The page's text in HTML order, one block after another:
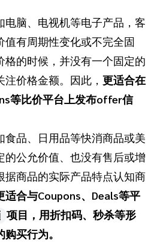
电脑、电视机等电子产品，客
值有周期性变化或不完全固
格的时候，并没有一个固定的
价格金额。因此， 更适合在
等比价平台上发布offer信
食品、日用品等快消商品或美
的公允价值、也没有售后或增
据商品的实际产品特点认知商
适合与Coupons、Deals等平
项目，用折扣码、秒杀等形
买行为。